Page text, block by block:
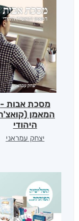
מסכת אבות -
המאמן
היהודי
יצחק עמראני